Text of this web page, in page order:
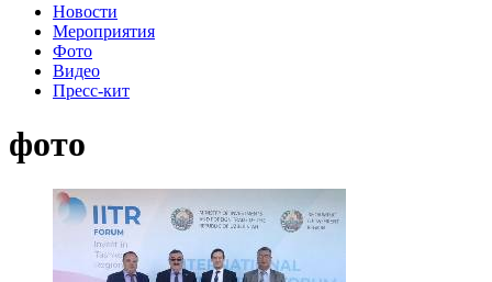
Новости
Мероприятия
Фото
Видео
Пресс-кит
фото